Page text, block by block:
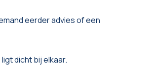
eerder advies of een
dicht bij elkaar.